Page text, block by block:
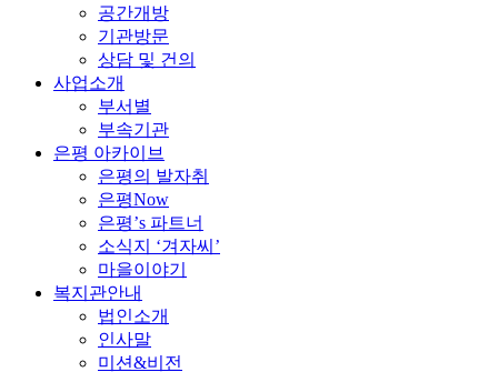
공간개방
기관방문
상담 및 건의
사업소개
부서별
부속기관
은평 아카이브
은평의 발자취
은평Now
은평’s 파트너
소식지 ‘겨자씨’
마을이야기
복지관안내
법인소개
인사말
미션&비전